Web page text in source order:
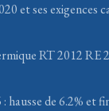
et ses exigences
RT 2012 RE
de 6.2% et